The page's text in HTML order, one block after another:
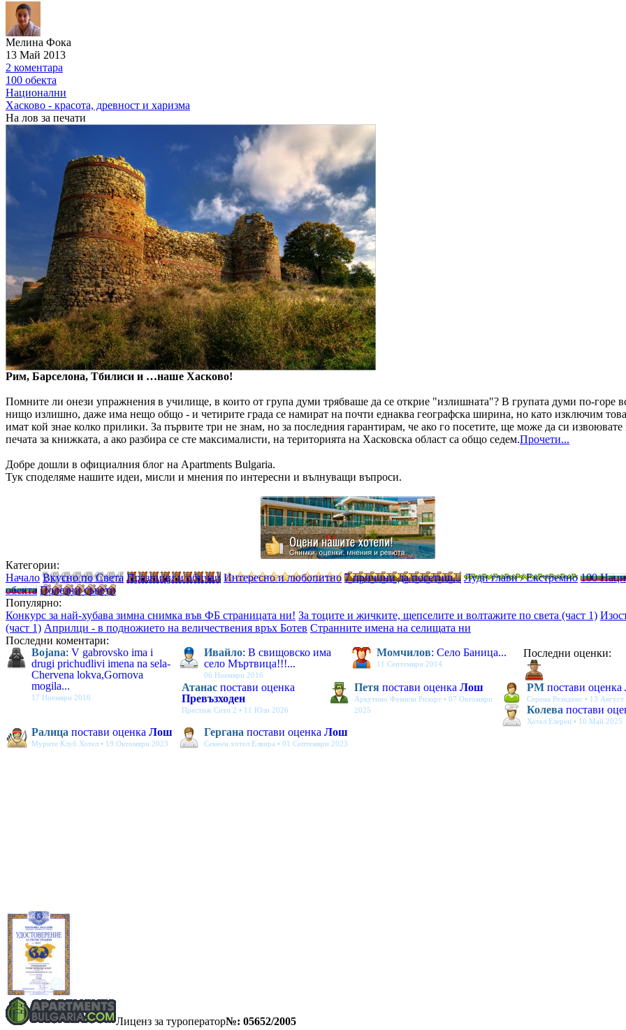
Мелина Фока
13 Май 2013
2 коментара
100 обекта
Национални
Хасково - красота, древност и харизма
На лов за печати
Рим, Барселона, Тбилиси и …наше Хасково!
Помните ли онези упражнения в училище, в които от група думи трябваше да се открие "излишната"? В групата думи по-горе
нищо излишно, даже има нещо общо - и четирите града се намират на почти еднаква географска ширина, но като изключим
имат кой знае колко прилики. За първите три не знам, но за последния гарантирам, че ако го посетите, ще може да си извоювате
печата за книжката, а ако разбира се сте максималисти, на територията на Хасковска област са общо седем.Прочети...
Добре дошли в официалния блог на Apartments Bulgaria.
Тук споделяме нашите идеи, мисли и мнения по интересни и вълнуващи въпроси.
Категории:
Начало Вкусно по Света Празници и обичаи Интересно и любопитно 7 причини да посетиш... Луди глави / Екстремно 100
обекта Полезни съвети
Популярно:
Конкурс за най-хубава зимна снимка във ФБ страницата ни! За тоците и жичките, щепселите и волтажите по света (част 1)
(част 1) Априлци - в подножието на величествения връх Ботев Странните имена на селищата ни
Последни коментари:
Bojana: V gabrovsko ima i
drugi prichudlivi imena na sela-
Chervena lokva,Gornova
mogila...
17 Ноември 2016
Ивайло: В свищовско има
село Мъртвица!!!...
06 Ноември 2016
Момчилов: Село Баница...
11 Септември 2014
Последни оценки:
Атанас постави оценка
Превъзходен
Престиж Сити 2 • 11 Юли 2026
Петя постави оценка Лош
Аркутино Фемили Ризорт • 07 Октомври
2025
PM постави оценка
Серена Резиденс • 13 Август
Колева постави
Хотел Езерец • 10 Май 2025
Ралица постави оценка Лош
Мурите Клуб Хотел • 19 Октомври 2023
Гергана постави оценка Лош
Семеен хотел Елвира • 01 Септември 2023
Лиценз за туроператор№: 05652/2005